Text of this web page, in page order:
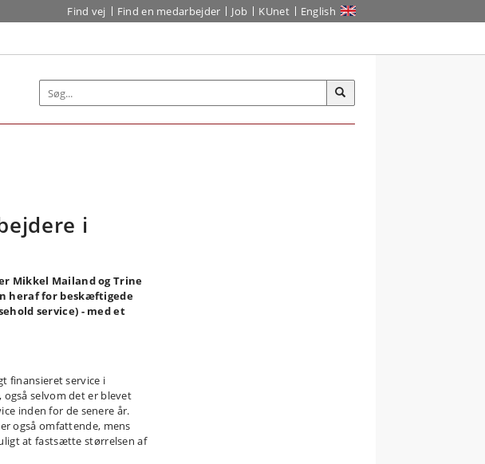
Find vej Find en medarbejder Job KUnet English
i
Mikkel Mailand og Trine
heraf for beskæftigede
service) - med et
finansieret service i
selvom det er blevet
inden for de senere år.
også omfattende, mens
at fastsætte størrelsen af